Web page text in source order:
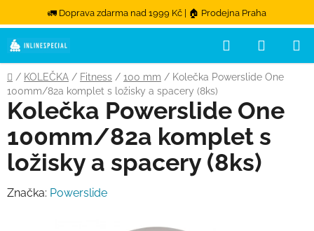
🚛 Doprava zdarma nad 1999 Kč | 🏠 Prodejna Praha
Přejít na obsah
Hledat
Domů
/ KOLEČKA / Fitness / 100 mm / Kolečka Powerslide One
100mm/82a komplet s ložisky a spacery (8ks)
Kolečka Powerslide One
100mm/82a komplet s
ložisky a spacery (8ks)
Značka: Powerslide